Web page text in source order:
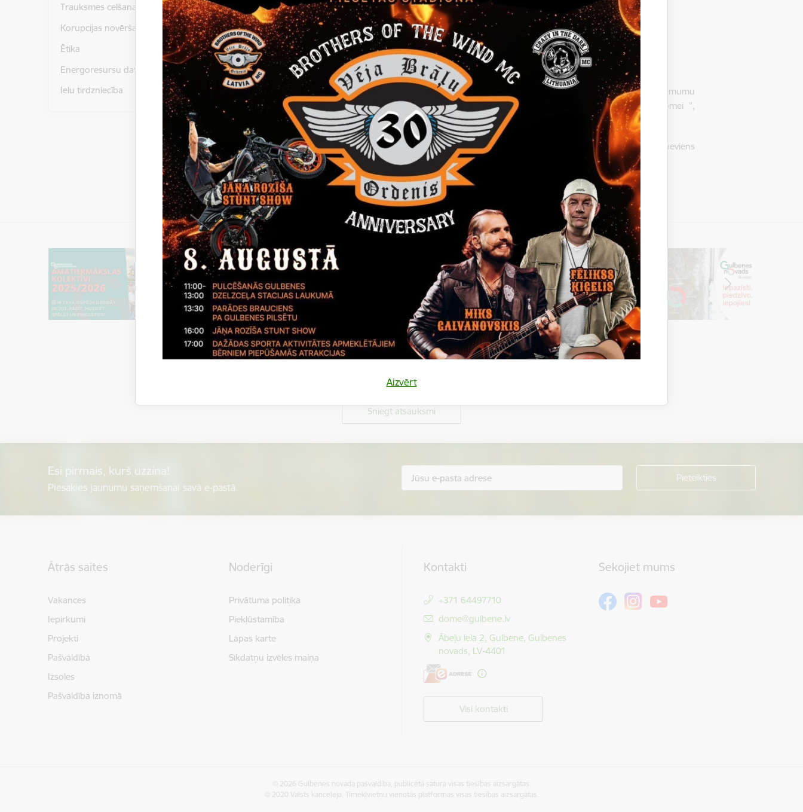
Aizvērt
Trauksmes celšana
Korupcijas novēršana
Ētika
Energoresursu dati un statistika
Ielu tirdzniecība
Pielikumi
Paziņojums par pieņemto lēmumu
Gulbenes novada dome, reģistrācijas Nr. 90009116327, Ābeļu ielā 2, Gulbenē, LV-4401, pieņēmusi lēmumu
iepirkumā „Divu jaunu, rūpnieciski ražotu M1 kategorijas elektromobiļu piegāde Gulbenes novada domei ",
iepirkuma identifikācijas Nr. GND-2014/34/KPFI.
Gulbenes novada domes iepirkumu komisija 2014.gada 21.jūlijā nolēmusi izbeigt iepirkumu, jo nav saņemts neviens
pretendenta piedāvājums.
Sniegt atsauksmi
Esi pirmais, kurš uzzina!
Piesakies jaunumu saņemšanai savā e-pastā.
Ātrās saites
Vakances
Iepirkumi
Projekti
Pašvaldība
Izsoles
Pašvaldība iznomā
Noderīgi
Privātuma politika
Piekļūstamība
Lapas karte
Sīkdatņu izvēles maiņa
Kontakti
+371 64497710
E-pasts:
dome@gulbene.lv
Ābeļu iela 2, Gulbene, Gulbenes
novads, LV-4401
Visi kontakti
Sekojiet mums
© 2026 Gulbenes novada pašvaldība, publicētā satura visas tiesības aizsargātas.
© 2020 Valsts kanceleja, Tīmekļvietņu vienotās platformas visas tiesības aizsargātas.